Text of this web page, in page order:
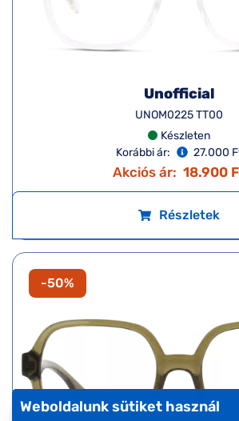
Unofficial
UNOM0225 TT00
Készleten
Korábbi ár:
27.000
Akciós ár: 18.900
Részletek
-50%
Weboldalunk sütiket használ